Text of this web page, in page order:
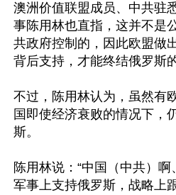
澳洲价值联盟成员、中共驻
事陈用林也直指，这并不是
共政府控制的，因此欧盟做
背后支持，才能终结俄罗斯
不过，陈用林认为，虽然有
国即使经济衰败的情况下，
斯。
陈用林说：“中国（中共）
军事上支持俄罗斯，战略上